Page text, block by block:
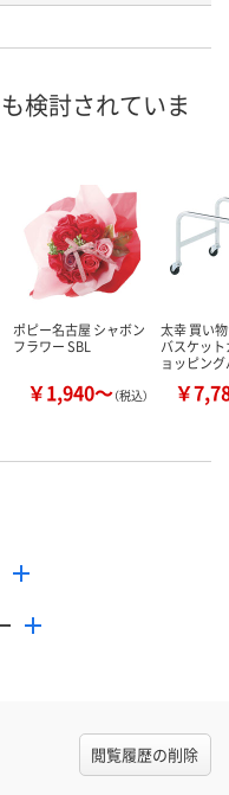
カゴへ
数量
カ
検討されていま
ポピー名古屋 シャボン
フラワー SBL
￥1,940～（税込）
太幸 買い
バスケット
ョッピン
￥
閲覧履歴の削除